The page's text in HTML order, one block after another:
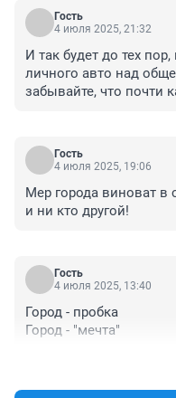
Гость
4 июля 2025, 21:32
И так будет до тех
личного авто над
забывайте, что почти
Гость
4 июля 2025, 19:06
Мер города виноват в
и ни кто другой!
Гость
4 июля 2025, 13:40
Город - пробка
Город - "мечта"